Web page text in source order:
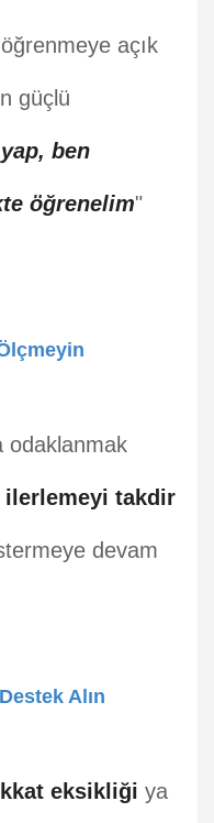
açık
güçlü
ben
öğrenelim"
odaklanmak
ilerlemeyi takdir
devam
Alın
eksikliği ya